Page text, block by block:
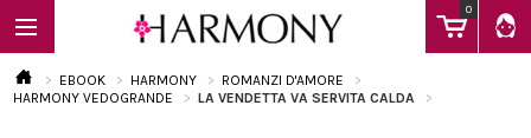
0
EBOOK HARMONY
ROMANZI D'AMORE
HARMONY VEDOGRANDE
LA VENDETTA VA SERVITA CALDA